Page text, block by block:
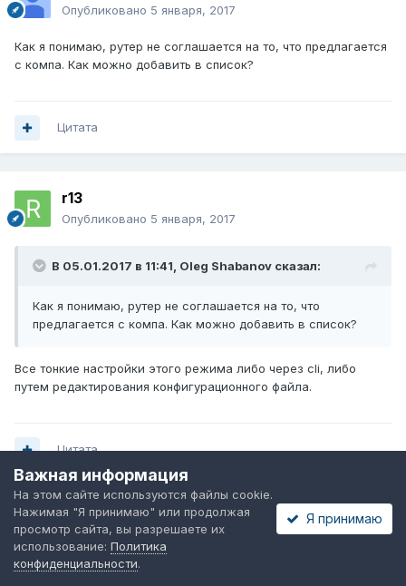
Опубликовано 5 января, 2017
Как я понимаю, рутер не соглашается на то, что предлагается
с компа. Как можно добавить в список?
Цитата
r13
Опубликовано 5 января, 2017
В 05.01.2017 в 11:41, Oleg Shabanov сказал:
Как я понимаю, рутер не соглашается на то, что
предлагается с компа. Как можно добавить в список?
Все тонкие настройки этого режима либо через cli, либо
путем редактирования конфигурационного файла.
Цитата
Le ecureuil
Опубликовано5 января, 2017
Важная информация
На этом сайте используются файлы cookie.
Нажимая "Я принимаю" или продолжая
просмотр сайта, вы разрешаете их
использование: Политика
конфиденциальности.
Я принимаю